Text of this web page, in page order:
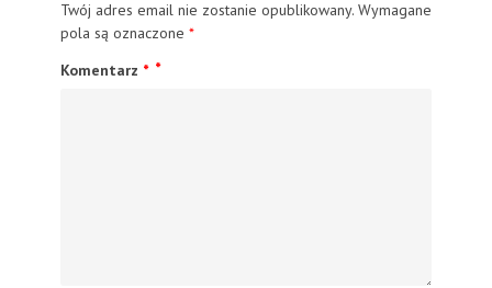
Twój adres email nie zostanie opublikowany. Wymagane
pola są oznaczone *
Komentarz *